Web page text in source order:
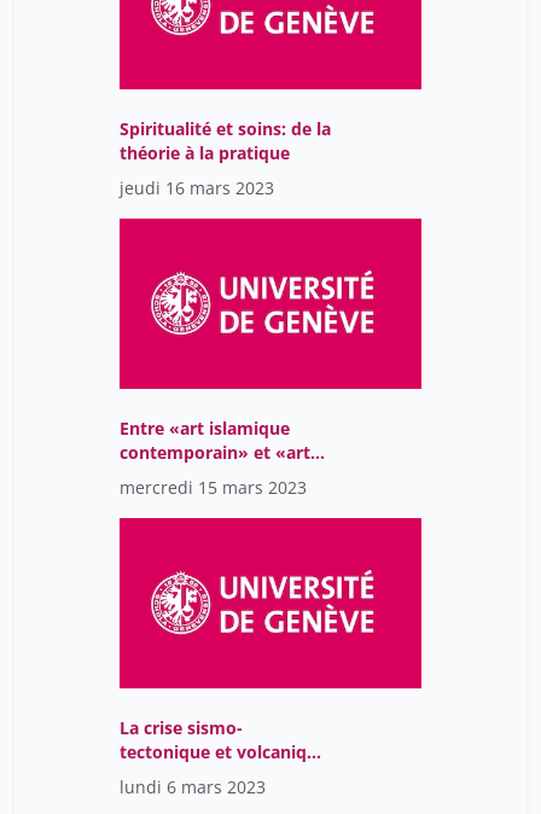
Spiritualité et soins: de la
théorie à la pratique
jeudi 16 mars 2023
Entre «art islamique
contemporain» et «art
arabe moderne»: les
artistes du monde arabe
sur la scène artistique
mercredi 15 mars 2023
La crise sismo-
tectonique et volcanique
de Reykjanes (Islande,
2021)
lundi 6 mars 2023